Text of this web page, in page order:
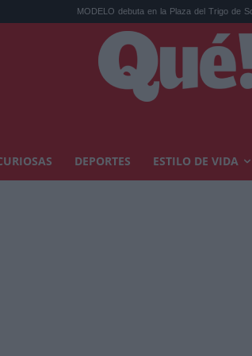
MODELO debuta en la Plaza del Trigo de Sonorama Ri...
DEPORTES ESTILO DE VIDA